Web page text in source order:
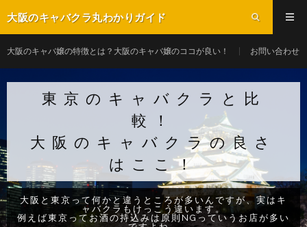
大阪のキャバクラ丸わかりガイド
大阪のキャバ嬢の特徴とは？大阪のキャバ嬢のココが良い！ お問い合わせ
東京のキャバクラと比
較！
大阪のキャバクラの良さ
はここ！
大阪と東京って何かと違うところが多いんですが、実はキ
ャバクラもけっこう違います。
例えば東京ってお酒の持込みは原則NGっていうお店が多い